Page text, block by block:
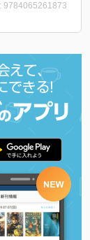
9784065261873